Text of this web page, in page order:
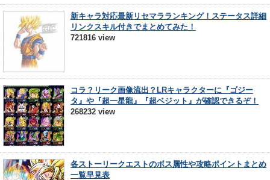
新キャラ対応最新リセマラランキング！ステータス詳細
リンクスキル付きでまとめてみた！
721816 view
コラ？リーク画像流出？LRキャラクターに『ゴジー
タ』や『超一星龍』『超ベジット』が確認できるぞ！
268232 view
各ストーリークエストのボス属性や攻略ポイントまとめ
一覧早見表